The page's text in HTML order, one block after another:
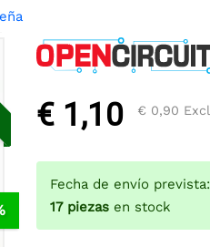
€ 1,10 € 0,90
Fecha de envío
17piezas en stock